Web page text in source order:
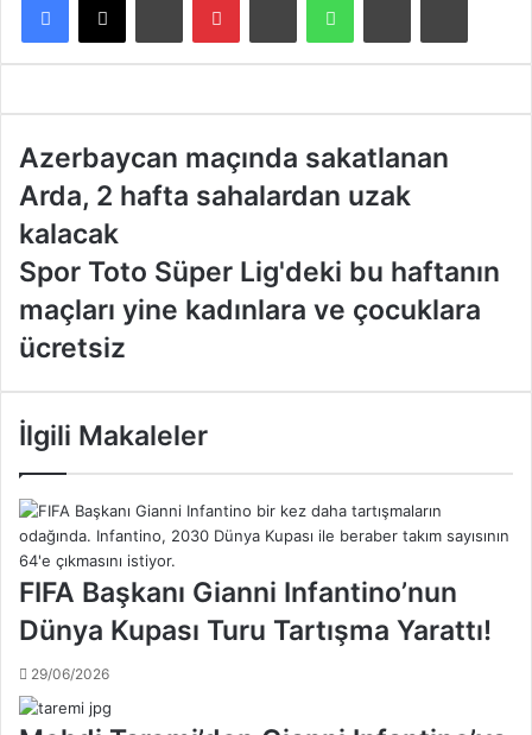
A
e
r
a
y
c
a
a
ç
ı
n
a
a
k
t
l
a
Azerbaycan maçında sakatlanan
Arda, 2 hafta sahalardan uzak
kalacak
S
o
r
T
o
t
p
e
r
L
g
'
e
Spor Toto Süper Lig'deki bu haftanın
maçları yine kadınlara ve çocuklara
ücretsiz
İlgili Makaleler
FIFA Başkanı Gianni Infantino’nun
Dünya Kupası Turu Tartışma Yarattı!
29/06/2026